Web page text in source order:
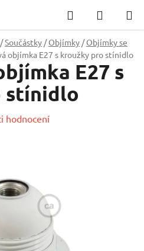
Hledat
KOŠÍK
/Součástky / Objímky / Objímky se
objímka E27 s kroužky pro stínidlo
E27 s
stínidlo
hodnocení